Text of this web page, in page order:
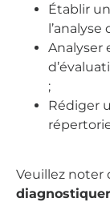
Établir
Analyser
;
Rédiger
Veuillez noter